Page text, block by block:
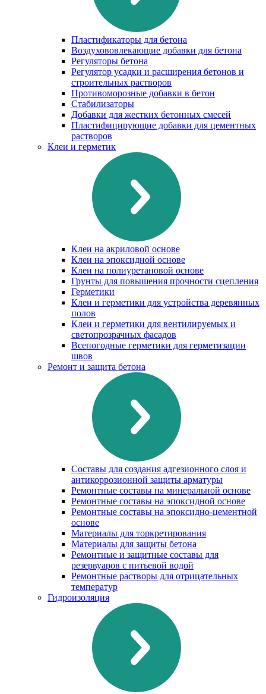
Пластификаторы для бетона
Воздухововлекающие добавки для бетона
Регуляторы бетона
Регулятор усадки и расширения бетонов и
строительных растворов
Противоморозные добавки в бетон
Стабилизаторы
Добавки для жестких бетонных смесей
Пластифицирующие добавки для цементных
растворов
Клеи и герметик
Клеи на акриловой основе
Клеи на эпоксидной основе
Клеи на полиуретановой основе
Грунты для повышения прочности сцепления
Герметики
Клеи и герметики для устройства деревянных
полов
Клеи и герметики для вентилируемых и
светопрозрачных фасадов
Всепогодные герметики для герметизации
швов
Ремонт и защита бетона
Составы для создания адгезионного слоя и
антикоррозионной защиты арматуры
Ремонтные составы на минеральной основе
Ремонтные составы на эпоксидной основе
Ремонтные составы на эпоксидно-цементной
основе
Материалы для торкретирования
Материалы для защиты бетона
Ремонтные и защитные составы для
резервуаров с питьевой водой
Ремонтные растворы для отрицательных
температур
Гидроизоляция